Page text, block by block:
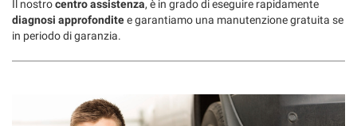
Il nostrocentro assistenza, è in grado di eseguire rapidamente
diagnosi approfonditee garantiamo una manutenzione gratuita se
in periodo di garanzia.